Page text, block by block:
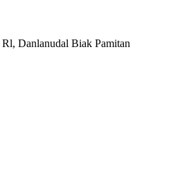
Danlanudal Biak Pamitan